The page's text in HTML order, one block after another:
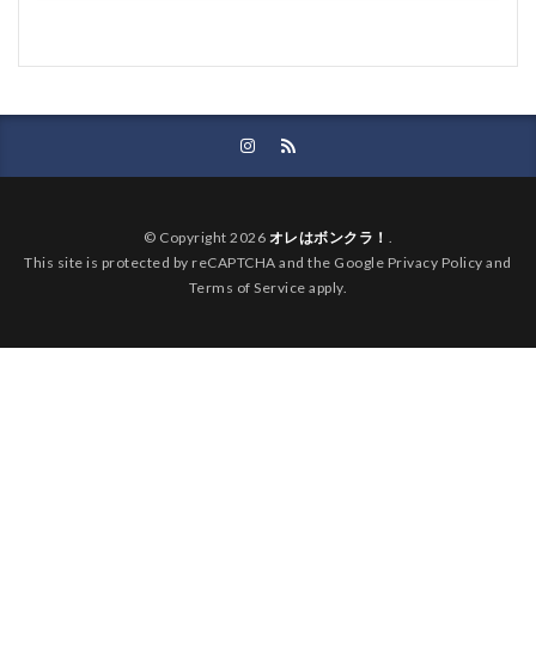
© Copyright 2026 オレはボンクラ！ .
This site is protected by reCAPTCHA and the Google Privacy Policy and
Terms of Service apply.